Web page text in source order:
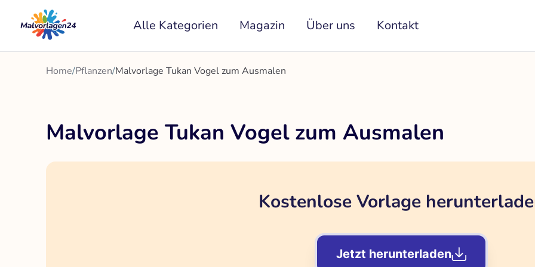
Inhalt
springen
Alle Kategorien Magazin Über uns Kontakt
Home/Pflanzen/Malvorlage Tukan Vogel zum Ausmalen
Malvorlage Tukan Vogel zum Ausmalen
Kostenlose Vorlage
Jetzt herunterladen